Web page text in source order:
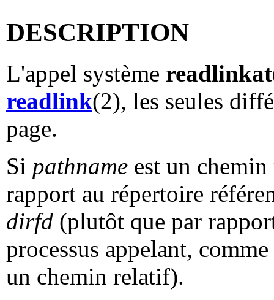
DESCRIPTION
L'appel système readlinkat
readlink(2), les seules
page.
Si pathname est un
rapport au répertoire
dirfd (plutôt que par
processus appelant,
un chemin relatif).